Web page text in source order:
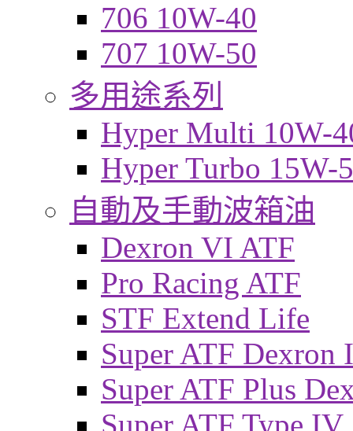
706 10W-40
707 10W-50
多用途系列
Hyper Multi 10W-
Hyper Turbo 15W-
自動及手動波箱油
Dexron VI ATF
Pro Racing ATF
STF Extend Life
Super ATF Dexron
Super ATF Plus